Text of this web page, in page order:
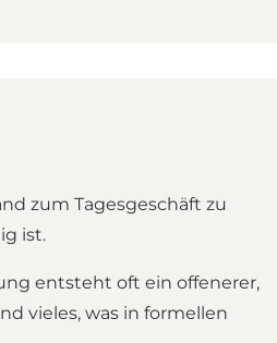
zum Tagesgeschäft zu
ist.
entsteht oft ein offenerer,
vieles, was in formellen